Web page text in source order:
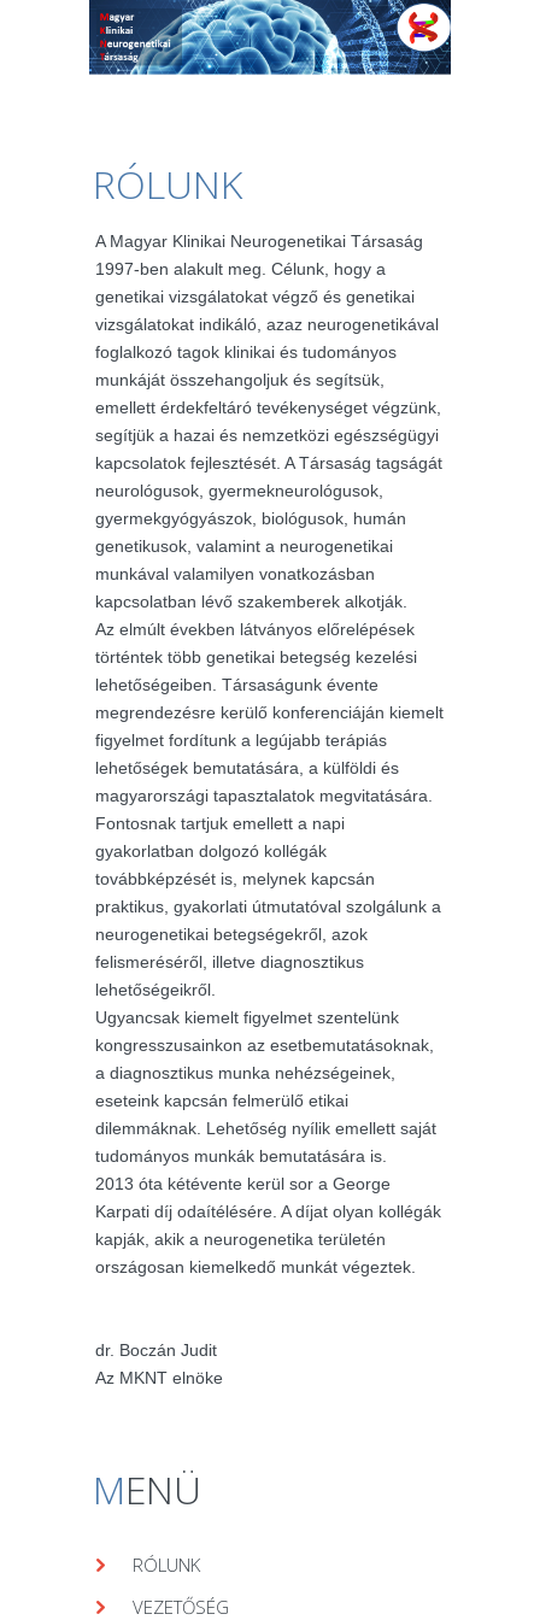
RÓLUNK
A Magyar Klinikai Neurogenetikai Társaság
1997-ben alakult meg. Célunk, hogy a
genetikai vizsgálatokat végző és genetikai
vizsgálatokat indikáló, azaz neurogenetikával
foglalkozó tagok klinikai és tudományos
munkáját összehangoljuk és segítsük,
emellett érdekfeltáró tevékenységet végzünk,
segítjük a hazai és nemzetközi egészségügyi
kapcsolatok fejlesztését. A Társaság tagságát
neurológusok, gyermekneurológusok,
gyermekgyógyászok, biológusok, humán
genetikusok, valamint a neurogenetikai
munkával valamilyen vonatkozásban
kapcsolatban lévő szakemberek alkotják.
Az elmúlt években látványos előrelépések
történtek több genetikai betegség kezelési
lehetőségeiben. Társaságunk évente
megrendezésre kerülő konferenciáján kiemelt
figyelmet fordítunk a legújabb terápiás
lehetőségek bemutatására, a külföldi és
magyarországi tapasztalatok megvitatására.
Fontosnak tartjuk emellett a napi
gyakorlatban dolgozó kollégák
továbbképzését is, melynek kapcsán
praktikus, gyakorlati útmutatóval szolgálunk a
neurogenetikai betegségekről, azok
felismeréséről, illetve diagnosztikus
lehetőségeikről.
Ugyancsak kiemelt figyelmet szentelünk
kongresszusainkon az esetbemutatásoknak,
a diagnosztikus munka nehézségeinek,
eseteink kapcsán felmerülő etikai
dilemmáknak. Lehetőség nyílik emellett saját
tudományos munkák bemutatására is.
2013 óta kétévente kerül sor a George
Karpati díj odaítélésére. A díjat olyan kollégák
kapják, akik a neurogenetika területén
országosan kiemelkedő munkát végeztek.
dr. Boczán Judit
Az MKNT elnöke
MENÜ
RÓLUNK
VEZETŐSÉG